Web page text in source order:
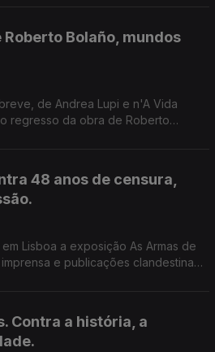
Bolaño, mundos
de Andrea Lupi e n'A Vida
regresso da obra de Roberto
48 anos de censura,
Lisboa a exposição As Armas de
e publicações clandestinas
Contra a história, a